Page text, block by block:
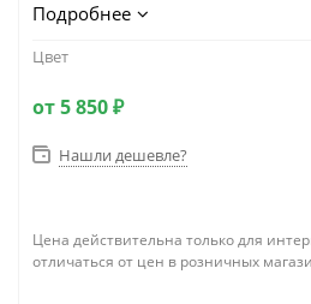
Подробнее
Цвет
от5 850 ₽
Нашли дешевле?
Цена действительна только для
отличаться от цен в розничных